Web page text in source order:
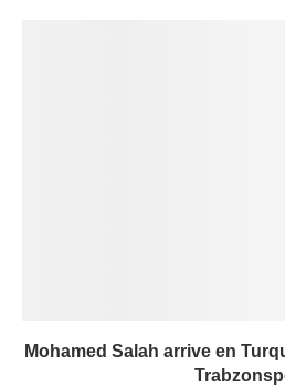
Mohamed Salah arrive en